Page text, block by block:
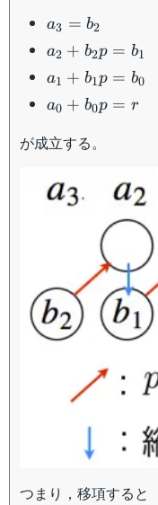
a_3=b_2
a3 = b2
a_2+b_2p=b_1
a2 + b2p = b1
a_1+b_1p=b_0
a1 + b1p = b0
a_0+b_0p=r
a0 + b0p = r
が成立する。
つまり，移項すると